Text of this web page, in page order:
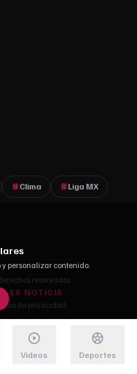
Clima Liga MX
reservados.
ES NOTICIA
de privacidad
personalizar contenido.
Videos Deportes